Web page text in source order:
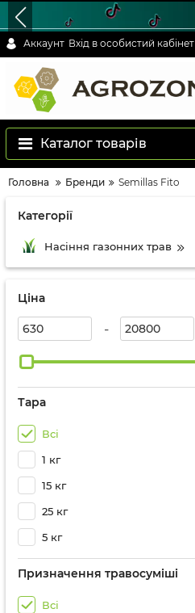
Аккаунт Вхід в особистий кабінет
Каталог товарів
Головна Бренди Semillas Fito
Категорії
Насіння газонних трав
Ціна
-
Тара
Всі
1 кг
15 кг
25 кг
5 кг
Призначення травосуміші
Всі